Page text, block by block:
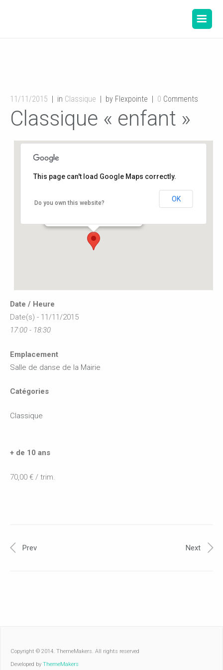
11/11/2015 in Classique by Flexpointe 0 Comments
Classique « enfant »
Salle de danse de la Mairie
12, rue de l'hôtel de ville - Buxerolles
This page can't load Google Maps correctly.
Do you own this website?
OK
Date / Heure
Date(s) - 11/11/2015
17:00 - 18:30
Emplacement
Salle de danse de la Mairie
Catégories
Classique
+ de 10 ans
70,00 € / trim.
Prev Next
Copyright © 2014. ThemeMakers. All rights reserved
Developed by ThemeMakers